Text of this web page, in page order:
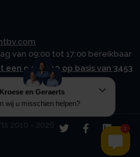
van 09:00 tot 17:00 bereikbaar
9.0 uit 10 op basis van 3453
2010 - 2026